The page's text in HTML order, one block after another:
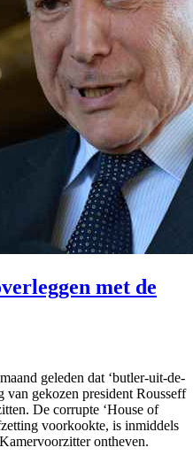
met de
geleden dat ‘butler-uit-de-
van gekozen president Rousseff
De corrupte ‘House of
voorkookte, is inmiddels
ontheven.